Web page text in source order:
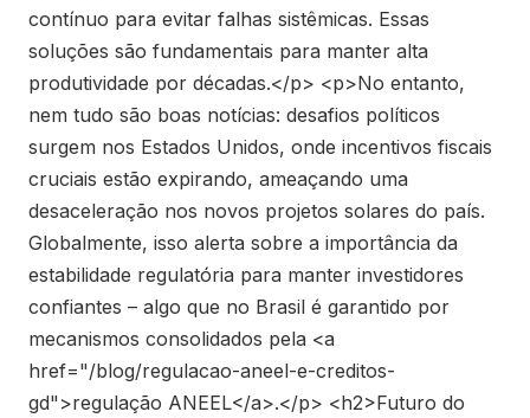
contínuo para evitar falhas sistêmicas. Essas
soluções são fundamentais para manter alta
produtividade por décadas.</p> <p>No entanto,
nem tudo são boas notícias: desafios políticos
surgem nos Estados Unidos, onde incentivos fiscais
cruciais estão expirando, ameaçando uma
desaceleração nos novos projetos solares do país.
Globalmente, isso alerta sobre a importância da
estabilidade regulatória para manter investidores
confiantes – algo que no Brasil é garantido por
mecanismos consolidados pela <a
href="/blog/regulacao-aneel-e-creditos-
gd">regulação ANEEL</a>.</p> <h2>Futuro do